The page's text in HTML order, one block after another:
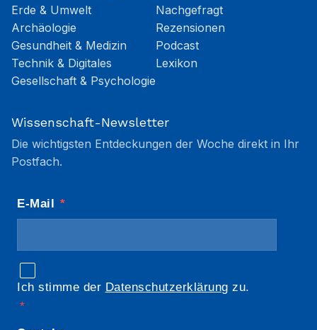
Erde & Umwelt
Archäologie
Gesundheit & Medizin
Technik & Digitales
Gesellschaft & Psychologie
Nachgefragt
Rezensionen
Podcast
Lexikon
Wissenschaft-Newsletter
Die wichtigsten Entdeckungen der Woche direkt in Ihr
Postfach.